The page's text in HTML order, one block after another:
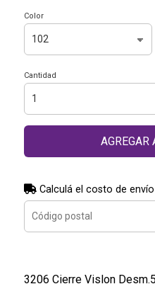
Color
Cantidad
AGREGAR
Calculá el costo de envío
3206 Cierre Vislon